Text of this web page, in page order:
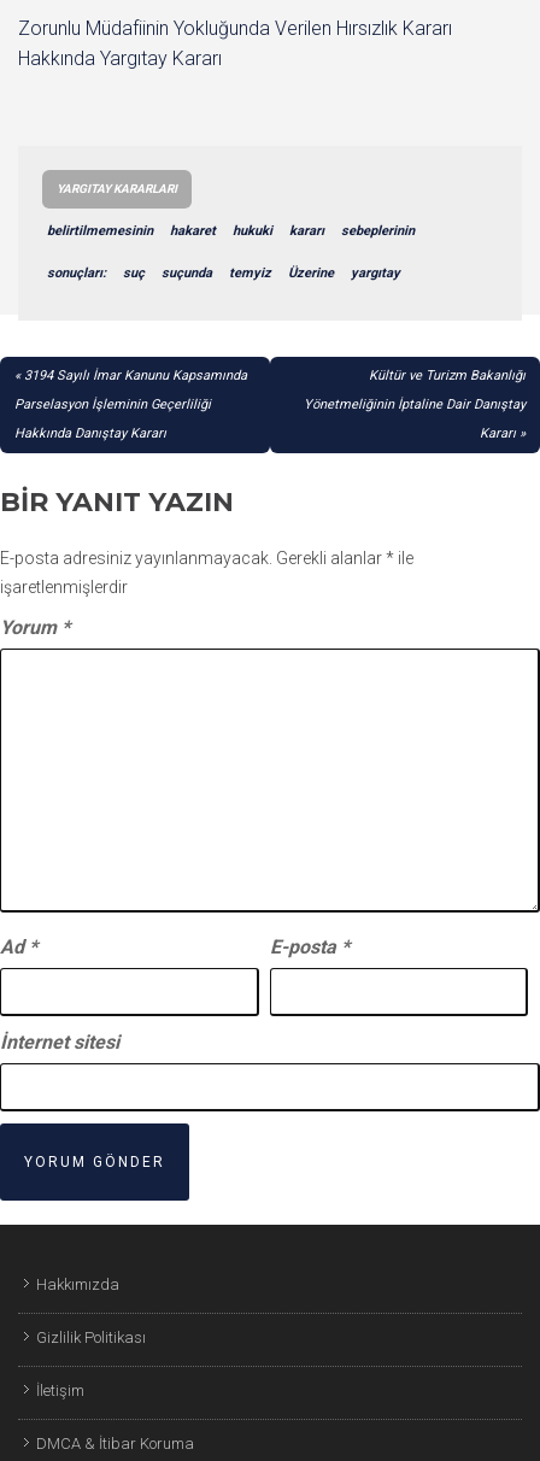
Zorunlu Müdafiinin Yokluğunda Verilen Hırsızlık Kararı
Hakkında Yargıtay Kararı
YARGITAY KARARLARI
belirtilmemesinin hakaret hukuki kararı sebeplerinin
sonuçları: suç suçunda temyiz Üzerine yargıtay
YAZI
GEZINMESI
3194 Sayılı İmar Kanunu Kapsamında
Parselasyon İşleminin Geçerliliği
Hakkında Danıştay Kararı
Kültür ve Turizm Bakanlığı
Yönetmeliğinin İptaline Dair Danıştay
Kararı
BIR YANIT YAZIN
E-posta adresiniz yayınlanmayacak. Gerekli alanlar* ile
işaretlenmişlerdir
Yorum *
Ad * E-posta *
İnternet sitesi
Hakkımızda
Gizlilik Politikası
İletişim
DMCA & İtibar Koruma